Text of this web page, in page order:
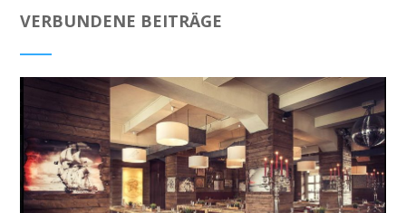
VERBUNDENE BEITRÄGE